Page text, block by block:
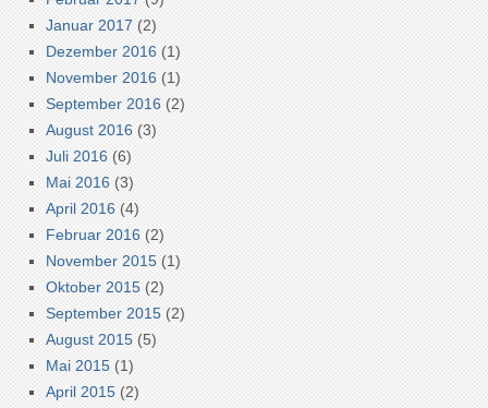
Januar 2017 (2)
Dezember 2016 (1)
November 2016 (1)
September 2016 (2)
August 2016 (3)
Juli 2016 (6)
Mai 2016 (3)
April 2016 (4)
Februar 2016 (2)
November 2015 (1)
Oktober 2015 (2)
September 2015 (2)
August 2015 (5)
Mai 2015 (1)
April 2015 (2)